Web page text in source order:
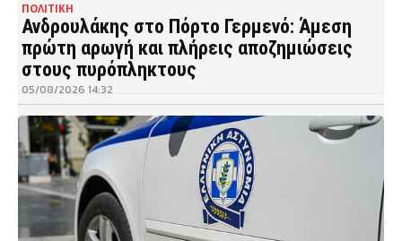
ΠΟΛΙΤΙΚΗ
Ανδρουλάκης στο Πόρτο Γερμενό: Άμεση
πρώτη αρωγή και πλήρεις αποζημιώσεις
στους πυρόπληκτους
05/08/2026 14:32